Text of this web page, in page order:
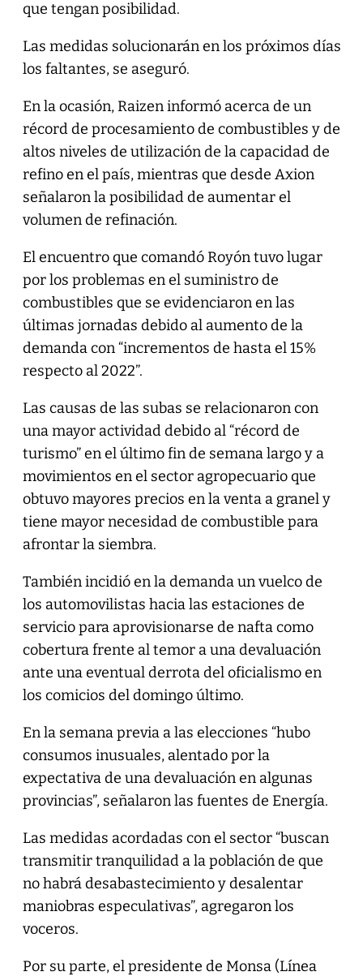
que tengan posibilidad.
Las medidas solucionarán en los próximos días
los faltantes, se aseguró.
En la ocasión, Raizen informó acerca de un
récord de procesamiento de combustibles y de
altos niveles de utilización de la capacidad de
refino en el país, mientras que desde Axion
señalaron la posibilidad de aumentar el
volumen de refinación.
El encuentro que comandó Royón tuvo lugar
por los problemas en el suministro de
combustibles que se evidenciaron en las
últimas jornadas debido al aumento de la
demanda con “incrementos de hasta el 15%
respecto al 2022”.
Las causas de las subas se relacionaron con
una mayor actividad debido al “récord de
turismo” en el último fin de semana largo y a
movimientos en el sector agropecuario que
obtuvo mayores precios en la venta a granel y
tiene mayor necesidad de combustible para
afrontar la siembra.
También incidió en la demanda un vuelco de
los automovilistas hacia las estaciones de
servicio para aprovisionarse de nafta como
cobertura frente al temor a una devaluación
ante una eventual derrota del oficialismo en
los comicios del domingo último.
En la semana previa a las elecciones “hubo
consumos inusuales, alentado por la
expectativa de una devaluación en algunas
provincias”, señalaron las fuentes de Energía.
Las medidas acordadas con el sector “buscan
transmitir tranquilidad a la población de que
no habrá desabastecimiento y desalentar
maniobras especulativas”, agregaron los
voceros.
Por su parte, el presidente de Monsa (Línea